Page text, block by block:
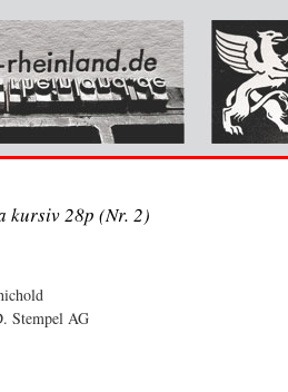
kursiv 28p (Nr. 2)
Stempel AG